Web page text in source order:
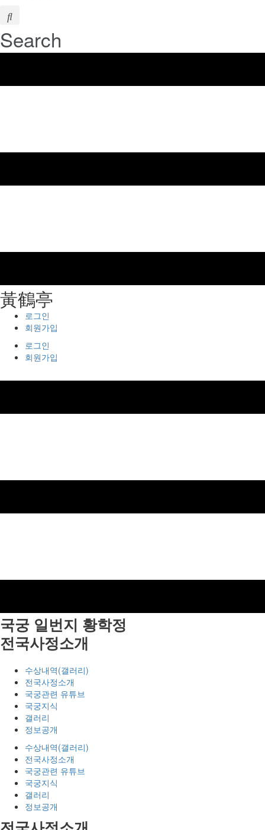
Search
⿈鶴亭
로그인
회원가입
로그인
회원가입
국궁 일번지 황학정
전국사정소개
수상내역(갤러리)
전국사정소개
국궁관련 유튜브
국궁지식
갤러리
정보공개
수상내역(갤러리)
전국사정소개
국궁관련 유튜브
국궁지식
갤러리
정보공개